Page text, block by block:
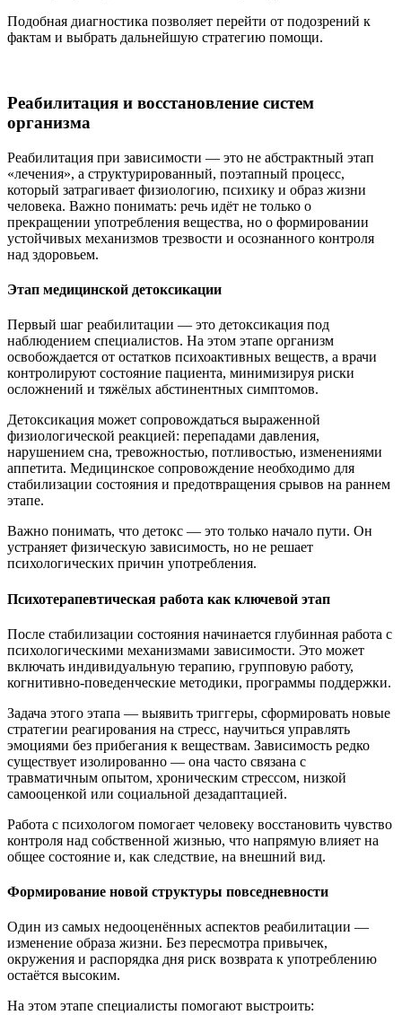
Подобная диагностика позволяет перейти от подозрений к
фактам и выбрать дальнейшую стратегию помощи.
Реабилитация и восстановление систем
организма
Реабилитация при зависимости — это не абстрактный этап
«лечения», а структурированный, поэтапный процесс,
который затрагивает физиологию, психику и образ жизни
человека. Важно понимать: речь идёт не только о
прекращении употребления вещества, но о формировании
устойчивых механизмов трезвости и осознанного контроля
над здоровьем.
Этап медицинской детоксикации
Первый шаг реабилитации — это детоксикация под
наблюдением специалистов. На этом этапе организм
освобождается от остатков психоактивных веществ, а врачи
контролируют состояние пациента, минимизируя риски
осложнений и тяжёлых абстинентных симптомов.
Детоксикация может сопровождаться выраженной
физиологической реакцией: перепадами давления,
нарушением сна, тревожностью, потливостью, изменениями
аппетита. Медицинское сопровождение необходимо для
стабилизации состояния и предотвращения срывов на раннем
этапе.
Важно понимать, что детокс — это только начало пути. Он
устраняет физическую зависимость, но не решает
психологических причин употребления.
Психотерапевтическая работа как ключевой этап
После стабилизации состояния начинается глубинная работа с
психологическими механизмами зависимости. Это может
включать индивидуальную терапию, групповую работу,
когнитивно-поведенческие методики, программы поддержки.
Задача этого этапа — выявить триггеры, сформировать новые
стратегии реагирования на стресс, научиться управлять
эмоциями без прибегания к веществам. Зависимость редко
существует изолированно — она часто связана с
травматичным опытом, хроническим стрессом, низкой
самооценкой или социальной дезадаптацией.
Работа с психологом помогает человеку восстановить чувство
контроля над собственной жизнью, что напрямую влияет на
общее состояние и, как следствие, на внешний вид.
Формирование новой структуры повседневности
Один из самых недооценённых аспектов реабилитации —
изменение образа жизни. Без пересмотра привычек,
окружения и распорядка дня риск возврата к употреблению
остаётся высоким.
На этом этапе специалисты помогают выстроить: